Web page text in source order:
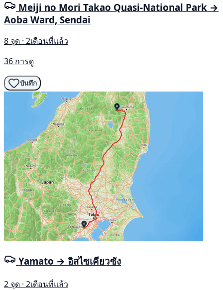
Meiji no Mori Takao Quasi-National Park →
Aoba Ward, Sendai
8 จุด · 2เดือนที่แล้ว
36 การดู
บันทึก
Yamato → อิสไซเคียวซัง
2 จุด · 2เดือนที่แล้ว